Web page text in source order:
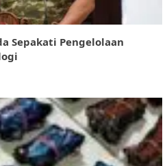
Sepakati Pengelolaan